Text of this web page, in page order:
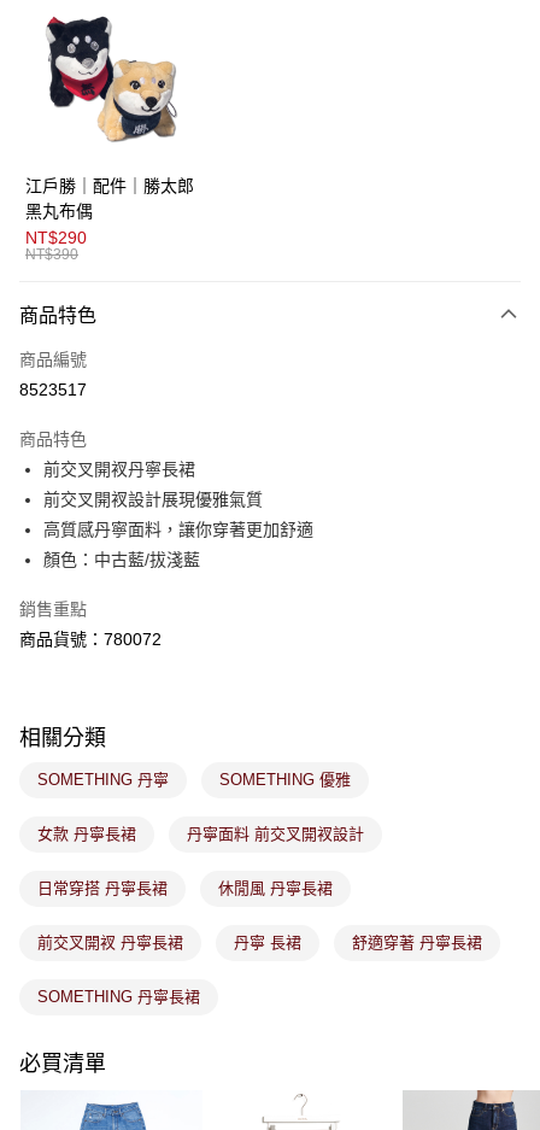
LINE Pay
AFTEE先享後付
【關於「AFTEE先享後付」】
便利好安心！
１．簡單：不需註冊會員、不需綁卡、不需儲值。
２．便利：只要手機號碼，簡訊認證，即可結帳。
３．安心：先確認商品／服務後，再付款。
１．於結帳方式選擇「AFTEE先享後付」後，將跳轉至「AFTEE先享後付」
２．訂單成立數日內，您將收到繳費通知簡訊。
３．收到繳費通知簡訊後14天內，點擊此簡訊中的連結，可透過四大超商／
購買商品的店家。未經商家同意取消之訂單仍視為有效，需透過AFTEE先享
後付繳納相關費用。
※ 交易是否成功請以「AFTEE先享後付 」之結帳頁面顯示為準，若有關於
是否繳費成功／繳費後需取消欲退款等相關疑問，請聯繫「AFTEE先享後付
客戶支援中心」 https://netprotections.freshdesk.com/support/home
１．透過由恩沛科技股份有限公司提供之「AFTEE先享後付」服務完成之交
易，需依本服務之必要範圍內提供個人資料，並將交易相關給付款項請求債
權轉讓予恩沛科技股份有限公司。
「AFTEE先享後付」，若未經同意申辦者引起之損失，本公司不負相關責
任。
４．使用「AFTEE先享後付」時，將依據個別帳號之用戶狀況，依本公司即
時審查核予不同之上限額度；若仍有額度不足之情形，本公司將視審查結果
５．嚴禁一人註冊多個帳號或使用他人資訊註冊。若發現惡意使用之情形，
運送方式
全家取貨付款
免運費
免運費
付款後萊爾富取貨
免運費
7-11取貨付款
免運費
付款後7-11取貨
免運費
免運費
江戶勝｜配件｜勝太郎
黑丸布偶
NT$290
NT$390
商品特色
商品編號
8523517
商品特色
前交叉開衩丹寧長裙
前交叉開衩設計展現優雅氣質
高質感丹寧面料，讓你穿著更加舒適
顏色：中古藍/拔淺藍
銷售重點
商品貨號：780072
相關分類
SOMETHING 丹寧 SOMETHING 優雅
女款 丹寧長裙 丹寧面料 前交叉開衩設計
日常穿搭 丹寧長裙 休閒風 丹寧長裙
前交叉開衩 丹寧長裙 丹寧 長裙 舒適穿著 丹寧長裙
SOMETHING 丹寧長裙
必買清單